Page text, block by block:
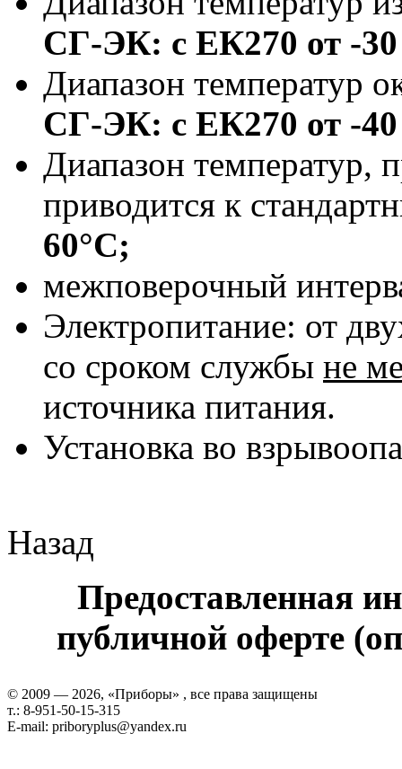
СГ-ЭК: с ЕК270 от -
Диапазон температур
СГ-ЭК: с ЕК270 от -
Диапазон температур,
приводится к
60°С;
межповерочный
Электропитание: от
со сроком службы не
источника питания.
Установка во
Назад
Предоставленная
публичной оферте
© 2009 — 2026, «Приборы» , все права защищены
т.: 8-951-50-15-315
E-mail: priboryplus@yandex.ru